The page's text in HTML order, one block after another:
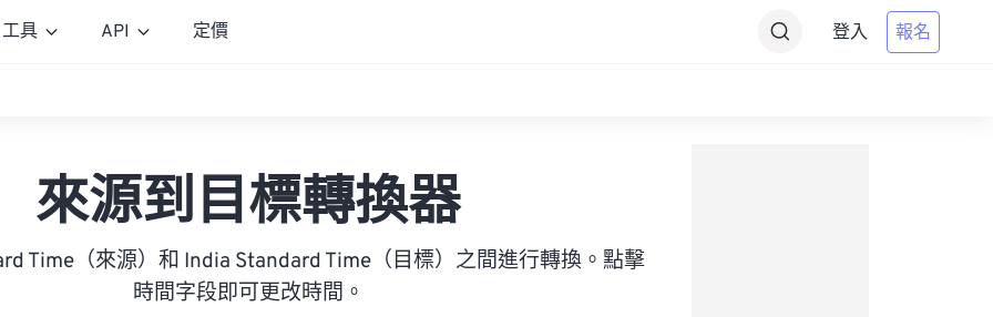
工具 API 定價 登入 報名
來源到目標轉換器
Time（來源）和 India Standard Time（目標）之間進行轉換。點擊
時間字段即可更改時間。